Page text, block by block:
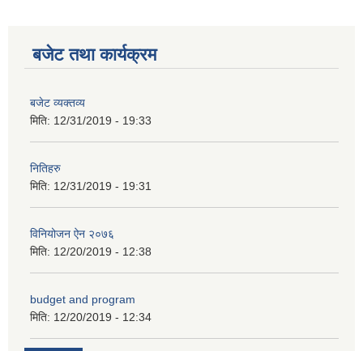
बजेट तथा कार्यक्रम
बजेट व्यक्तव्य
मिति: 12/31/2019 - 19:33
नितिहरु
मिति: 12/31/2019 - 19:31
विनियोजन ऐन २०७६
मिति: 12/20/2019 - 12:38
budget and program
मिति: 12/20/2019 - 12:34